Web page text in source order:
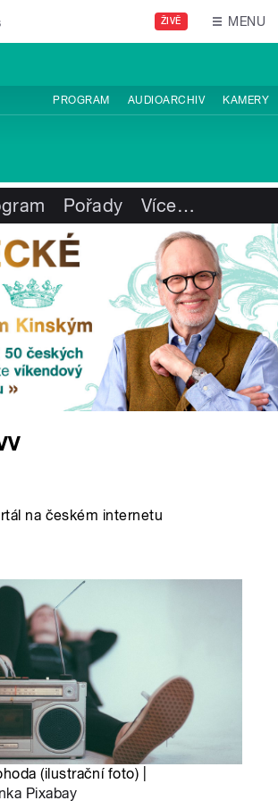
ŽIVĚ MENU
PROGRAM AUDIOARCHIV KAMERY
Pořady Více…
na českém internetu
(ilustrační foto) |
Pixabay